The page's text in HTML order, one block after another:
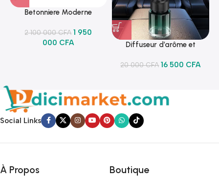
Betonniere Moderne
2 100 000CFA 1 950
000 CFA
Diffuseur d’arôme et
20 000CFA 16 500 CFA
Social Links
À Propos Boutique